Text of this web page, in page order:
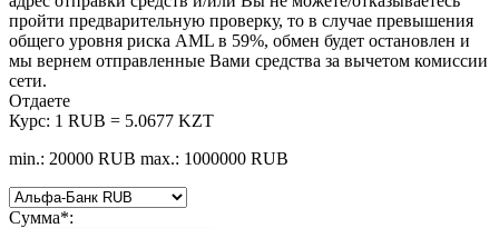
пройти предварительную проверку, то в случае превышения
общего уровня риска AML в 59%, обмен будет остановлен и
мы вернем отправленные Вами средства за вычетом комиссии
сети.
Отдаете
Курс: 1 RUB = 5.0677 KZT
min.: 20000 RUB max.: 1000000 RUB
Сумма*: